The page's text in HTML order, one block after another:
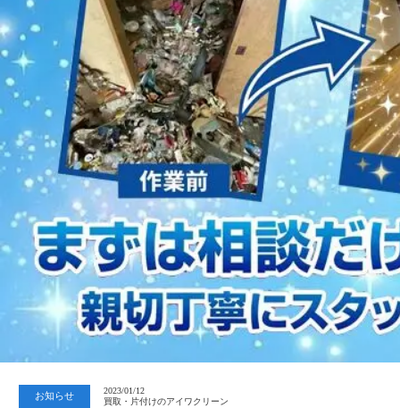
お知らせ
2023/01/12
買取・片付けのアイワクリーン
2023/07/24
中日新聞 岐阜版「空き家対策SOS」コーナーに掲載いただきまし…
2023/01/12
買取・片付けのアイワクリーン